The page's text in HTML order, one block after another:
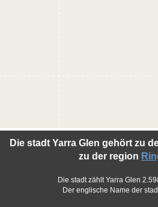
Die stadt Yarra Glen gehört zu
zu der region
Die stadt zählt Yarra Glen
Der englische Name der